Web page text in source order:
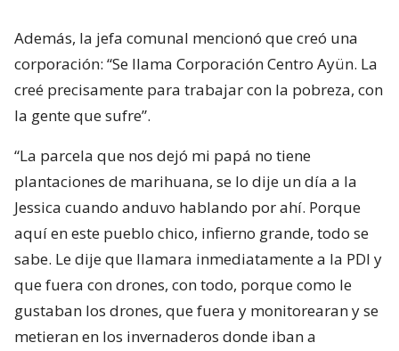
Además, la jefa comunal mencionó que creó una
corporación: “Se llama Corporación Centro Ayün. La
creé precisamente para trabajar con la pobreza, con
la gente que sufre”.
“La parcela que nos dejó mi papá no tiene
plantaciones de marihuana, se lo dije un día a la
Jessica cuando anduvo hablando por ahí. Porque
aquí en este pueblo chico, infierno grande, todo se
sabe. Le dije que llamara inmediatamente a la PDI y
que fuera con drones, con todo, porque como le
gustaban los drones, que fuera y monitorearan y se
metieran en los invernaderos donde iban a